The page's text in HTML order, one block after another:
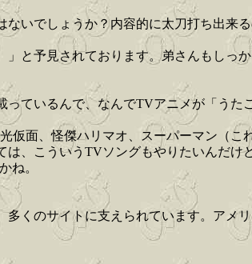
いでしょうか？内容的に太刀打ち出来
と予見されております。弟さんもしっ
っているんで、なんでTVアニメが「うた
仮面、怪傑ハリマオ、スーパーマン（こ
、こういうTVソングもやりたいんだけ
ね。
くのサイトに支えられています。アメ